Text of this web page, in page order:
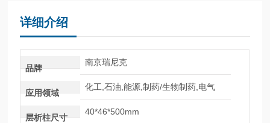
详细介绍
品牌
南京瑞尼克
应用领域
化工,石油,能源,制药/生物制药,电气
层析柱尺寸
40*46*500mm